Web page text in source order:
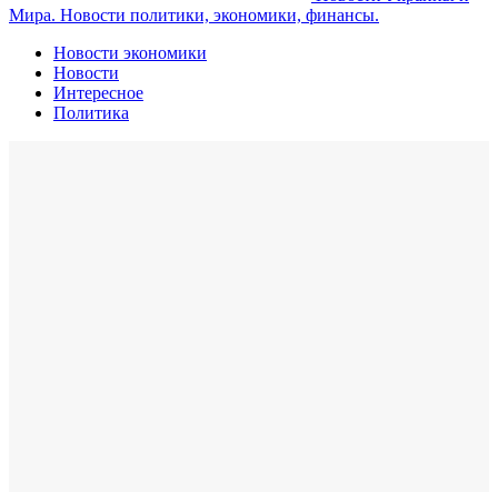
Мира. Новости политики, экономики, финансы.
Новости экономики
Новости
Интересное
Политика